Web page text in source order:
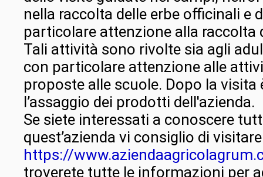
nella raccolta delle erbe officinali e
particolare attenzione alla raccolta
Tali attività sono rivolte sia agli
con particolare attenzione alle
proposte alle scuole. Dopo la visita
l’assaggio dei prodotti dell'azienda.
Se siete interessati a conoscere
quest’azienda vi consiglio di
https://
troverete tutte le informazioni per